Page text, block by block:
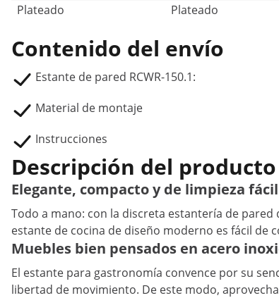
Plateado
Plateado
Contenido del envío
Estante de pared RCWR-150.1:
Material de montaje
Instrucciones
Descripción del producto
Elegante, compacto y de limpieza
Todo a mano: con la discreta estantería de
estante de cocina de diseño moderno es fácil de
Muebles bien pensados en acero
El estante para gastronomía convence por su
libertad de movimiento. De este modo,